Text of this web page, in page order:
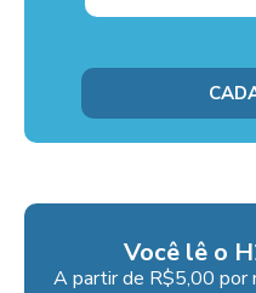
Você lê o
A partir de R$5,00 por